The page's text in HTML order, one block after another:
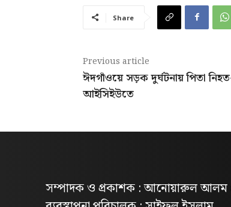
Share
Previous article
ঈদগাঁওয়ে সড়ক দুর্ঘটনায় পিতা
আইসিইউতে
সম্পাদক ও প্রকাশক : আনোয়ারুল আলম